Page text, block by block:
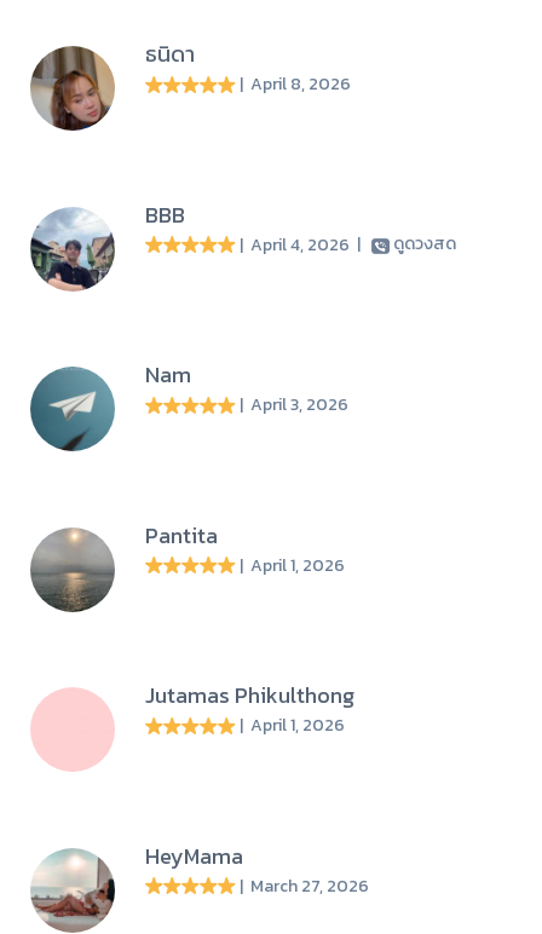
ธนิดา
| April 8, 2026
BBB
| April 4, 2026 | ดูดวงสด
Nam
| April 3, 2026
Pantita
| April 1, 2026
Jutamas Phikulthong
| April 1, 2026
HeyMama
| March 27, 2026